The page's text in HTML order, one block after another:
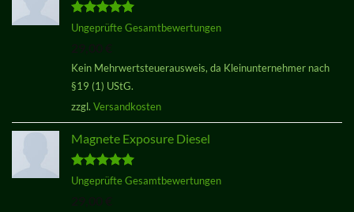
Bewertet
Ungeprüfte Gesamtbewertungen
Kein Mehrwertsteuerausweis, da Kleinunternehmer nach
§19 (1) UStG.
zzgl. Versandkosten
Magnete Exposure Diesel
Bewertet
Ungeprüfte Gesamtbewertungen